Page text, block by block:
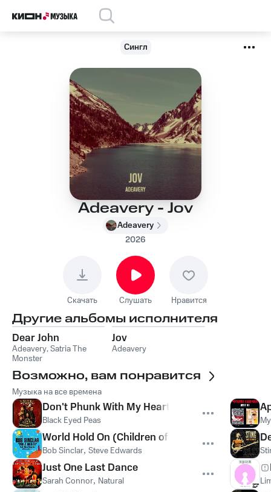
Сингл
Adeavery - Jov
Adeavery
2026
Скачать Слушать Нравится
Другие альбомы исполнителя
Dear John
Adeavery,Satria The
Monster
Jov
Adeavery
Возможно, вам понравится
Музыка на все времена
Don't Phunk With My Heart
Black Eyed Peas
World Hold On (Children of the Sky)
Bob Sinclar, Steve Edwards
Just One Last Dance
Sarah Connor, Natural